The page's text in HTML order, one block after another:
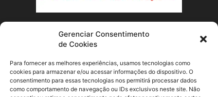
Gerenciar Consentimento
de Cookies
Para fornecer as melhores experiências, usamos tecnologias como
cookies para armazenar e/ou acessar informações do dispositivo. O
consentimento para essas tecnologias nos permitirá processar dados
como comportamento de navegação ou IDs exclusivos neste site. Não
SOBRE NÓS
Conheça o nosso site de notícias sobre Brasília e o Distrito
Federal! Fique por dentro dos acontecimentos locais e
nacionais que afetam a capital do país.